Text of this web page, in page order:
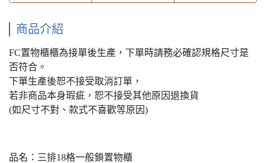
商品介紹
FC置物櫃櫃為接單後生產，下單時請務必確認規格尺寸是
否符合。
下單生產後恕不接受取消訂單，
若非商品本身瑕疵，恕不接受其他原因退換貨
(如尺寸不對、款式不喜歡等原因)
品名：三排18格一般鎖置物櫃